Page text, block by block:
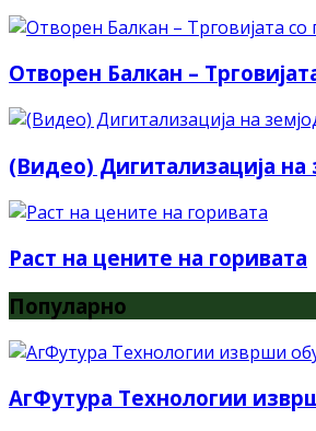
Отворен Балкан –
(Видео) Дигитализација на
Раст на цените на горивата
Популарно
АгФутура Технологии